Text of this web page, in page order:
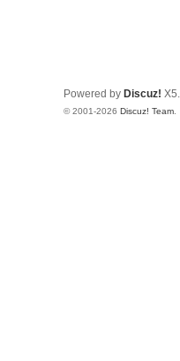
Powered by Discuz!
© 2001-2026 Discuz! Team